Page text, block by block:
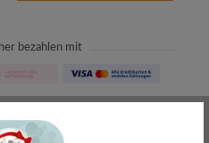
bezahlen mit